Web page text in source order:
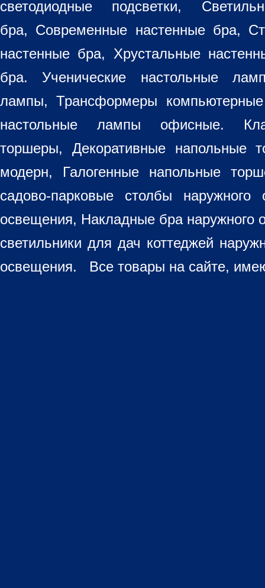
светодиодные подсветки,
бра, Современные настенные бра,
настенные бра, Хрустальные
бра. Ученические настольные
лампы, Трансформеры
настольные лампы офисные.
торшеры, Декоративные напольные
модерн, Галогенные напольные
садово-парковые столбы
освещения, Накладные бра наружного
светильники для дач коттеджей
освещения. Все товары на сайте,